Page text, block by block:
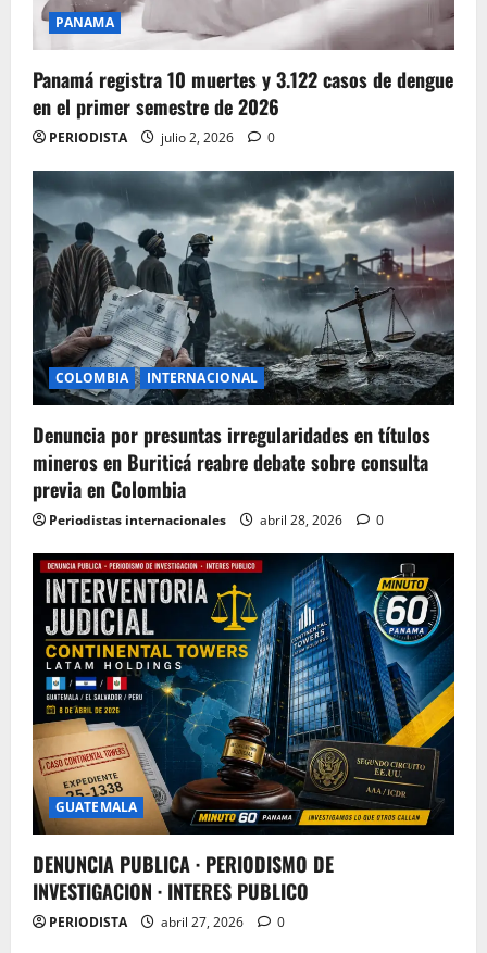
PANAMA
Panamá registra 10 muertes y 3.122 casos de dengue
en el primer semestre de 2026
PERIODISTA julio 2, 2026 0
COLOMBIA INTERNACIONAL
Denuncia por presuntas irregularidades en títulos
mineros en Buriticá reabre debate sobre consulta
previa en Colombia
Periodistas internacionales abril 28, 2026 0
GUATEMALA
DENUNCIA PUBLICA · PERIODISMO DE
INVESTIGACION · INTERES PUBLICO
PERIODISTA abril 27, 2026 0